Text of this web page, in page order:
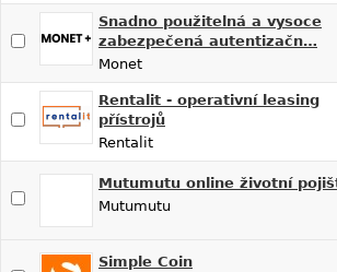
Snadno použitelná a vysoce
zabezpečená autentizačn…
Monet
Rentalit - operativní leasing
přístrojů
Rentalit
Mutumutu online životní
Mutumutu
Simple Coin